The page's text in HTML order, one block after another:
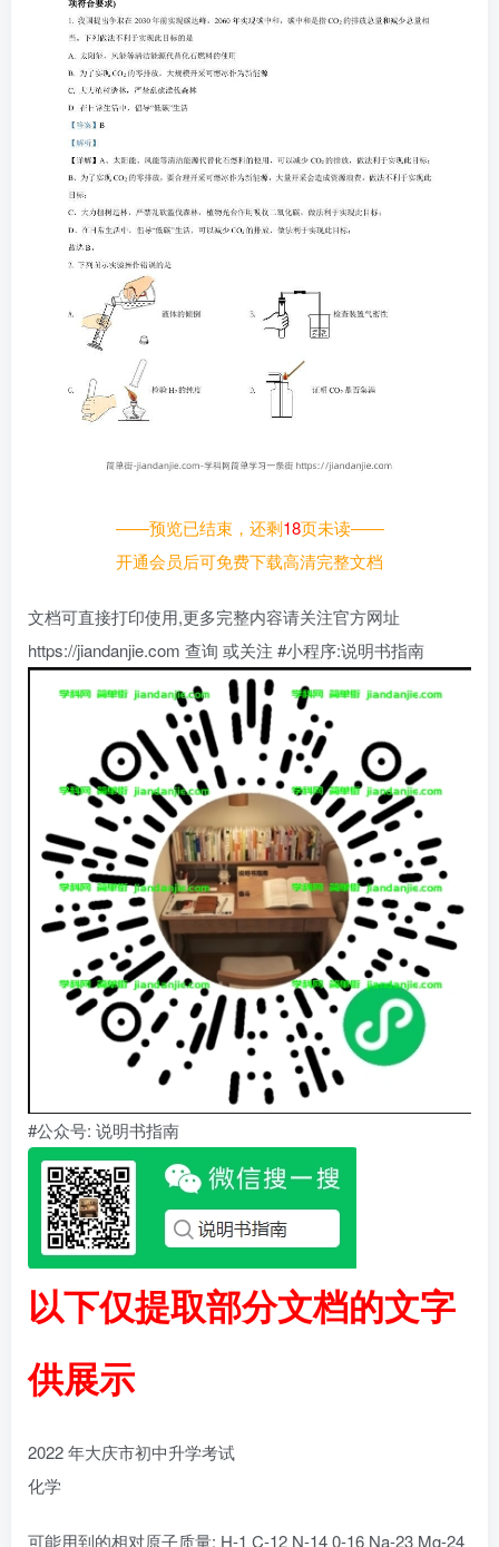
——预览已结束，还剩18页未读——
开通会员后可免费下载高清完整文档
文档可直接打印使用,更多完整内容请关注官方网址
https://jiandanjie.com 查询 或关注 #小程序:说明书指南
#公众号: 说明书指南
以下仅提取部分文档的文字
供展示
2022 年大庆市初中升学考试
化学
可能用到的相对原子质量: H-1 C-12 N-14 0-16 Na-23 Mg-24